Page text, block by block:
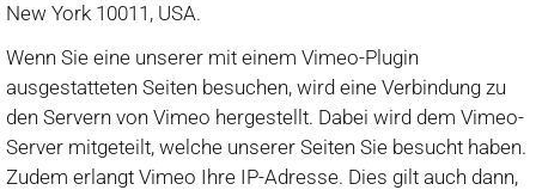
New York 10011, USA.
Wenn Sie eine unserer mit einem Vimeo-Plugin
ausgestatteten Seiten besuchen, wird eine Verbindung zu
den Servern von Vimeo hergestellt. Dabei wird dem Vimeo-
Server mitgeteilt, welche unserer Seiten Sie besucht haben.
Zudem erlangt Vimeo Ihre IP-Adresse. Dies gilt auch dann,